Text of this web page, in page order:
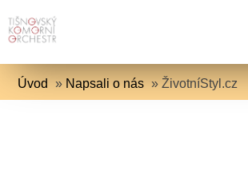
Úvod » Napsali o nás »ŽivotníStyl.cz